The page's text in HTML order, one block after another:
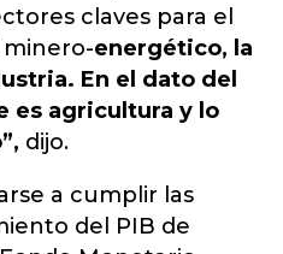
claves para el
energético, la
En el dato del
es agricultura y lo
dijo.
a cumplir las
del PIB de